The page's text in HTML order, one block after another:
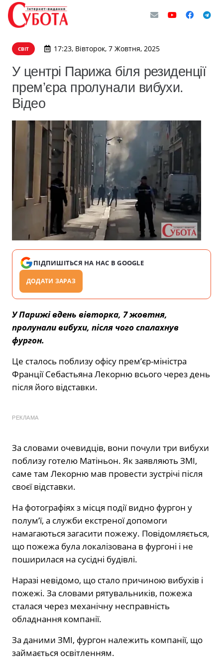
СВІТ 17:23, Вівторок, 7 Жовтня, 2025
У центрі Парижа біля резиденції
прем’єра пролунали вибухи.
Відео
ПІДПИШІТЬСЯ НА НАС В GOOGLE
ДОДАТИ ЗАРАЗ
У Парижі вдень вівторка, 7 жовтня,
пролунали вибухи, після чого спалахнув
фургон.
Це сталось поблизу офісу прем’єр-міністра
Франції Себастьяна Лекорню всього через день
після його відставки.
РЕКЛАМА
За словами очевидців, вони почули три вибухи
поблизу готелю Матіньон. Як заявляють ЗМІ,
саме там Лекорню мав провести зустрічі після
своєї відставки.
На фотографіях з місця події видно фургон у
полум’ї, а служби екстреної допомоги
намагаються загасити пожежу. Повідомляється,
що пожежа була локалізована в фургоні і не
поширилася на сусідні будівлі.
Наразі невідомо, що стало причиною вибухів і
пожежі. За словами рятувальників, пожежа
сталася через механічну несправність
обладнання компанії.
За даними ЗМІ, фургон належить компанії, що
займається освітленням.